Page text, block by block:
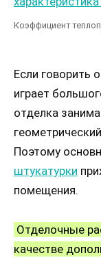
Коэффициент
Если говорить
играет
отделка
Поэтому
штукатурки
помещения.
Отделочные
качестве